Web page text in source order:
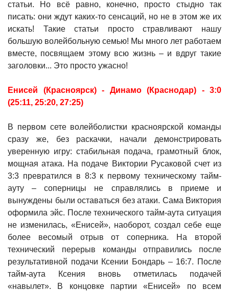
статьи. Но всё равно, конечно, просто стыдно так
писать: они ждут каких-то сенсаций, но не в этом же их
искать! Такие статьи просто стравливают нашу
большую волейбольную семью! Мы много лет работаем
вместе, посвящаем этому всю жизнь – и вдруг такие
заголовки... Это просто ужасно!
Енисей (Красноярск) - Динамо (Краснодар) - 3:0
(25:11, 25:20, 27:25)
В первом сете волейболистки красноярской команды
сразу же, без раскачки, начали демонстрировать
уверенную игру: стабильная подача, грамотный блок,
мощная атака. На подаче Виктории Русаковой счет из
3:3 превратился в 8:3 к первому техническому тайм-
ауту – соперницы не справлялись в приеме и
вынуждены были оставаться без атаки. Сама Виктория
оформила эйс. После технического тайм-аута ситуация
не изменилась, «Енисей», наоборот, создал себе еще
более весомый отрыв от соперника. На второй
технический перерыв команды отправились после
результативной подачи Ксении Бондарь – 16:7. После
тайм-аута Ксения вновь отметилась подачей
«навылет». В концовке партии «Енисей» по всем